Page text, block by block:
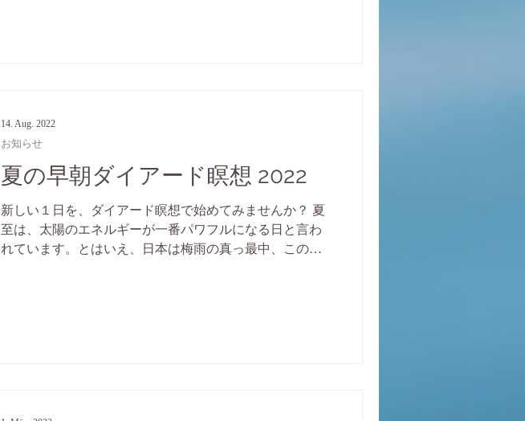
夏の早朝ダイアード瞑想 2022
新しい１日を、ダイアード瞑想で始めてみませんか？ 夏
至は、太陽のエネルギーが一番パワフルになる日と言わ
れています。とはいえ、日本は梅雨の真っ最中、この時
お知らせ
14. Aug. 2022